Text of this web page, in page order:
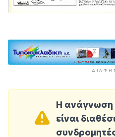
Η ανάγνωση
είναι